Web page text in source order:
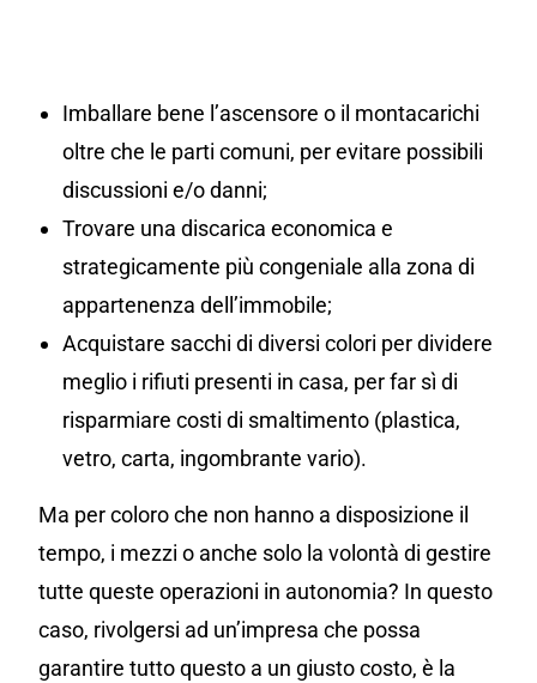
Imballare bene l’ascensore o il montacarichi
oltre che le parti comuni, per evitare possibili
discussioni e/o danni;
Trovare una discarica economica e
strategicamente più congeniale alla zona di
appartenenza dell’immobile;
Acquistare sacchi di diversi colori per dividere
meglio i rifiuti presenti in casa, per far sì di
risparmiare costi di smaltimento (plastica,
vetro, carta, ingombrante vario).
Ma per coloro che non hanno a disposizione il
tempo, i mezzi o anche solo la volontà di gestire
tutte queste operazioni in autonomia? In questo
caso, rivolgersi ad un’impresa che possa
garantire tutto questo a un giusto costo, è la